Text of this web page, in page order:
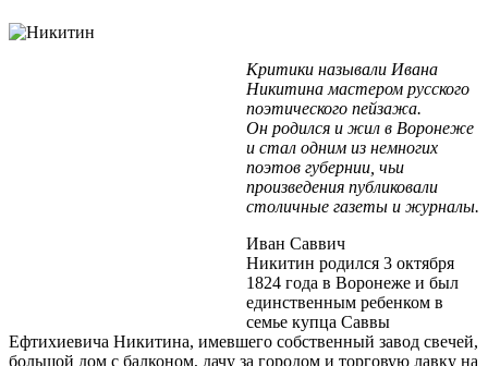
Критики называли Ивана
Никитина мастером русского
поэтического пейзажа.
Он родился и жил в Воронеже
и стал одним из немногих
поэтов губернии, чьи
произведения публиковали
столичные газеты и журналы.
Иван Саввич
Никитин родился 3 октября
1824 года в Воронеже и был
единственным ребенком в
семье купца Саввы
Ефтихиевича Никитина, имевшего собственный завод свечей,
большой дом с балконом, дачу за городом и торговую лавку на